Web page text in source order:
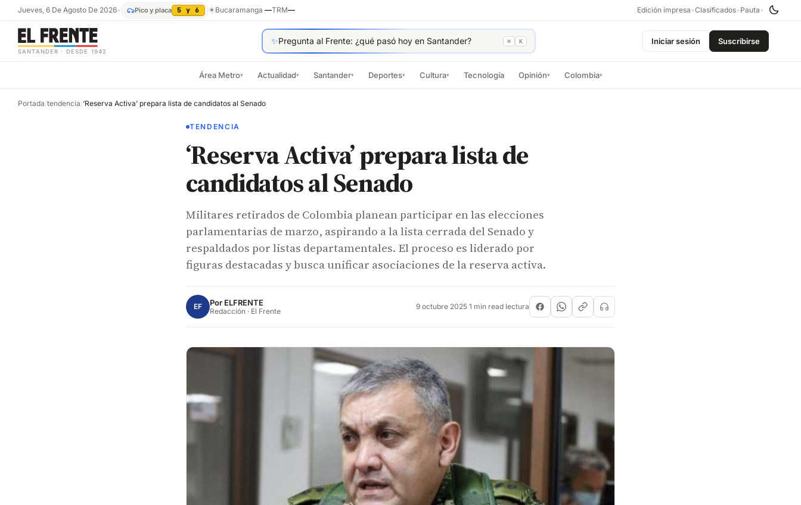
Jueves, 6 De Agosto De 2026• Pico y placa 5 y 6 ☀Bucaramanga —TRM— Edición impresa •Clasificados• Pauta •
SANTANDER · DESDE 1942
✨Pregunta al Frente: ¿qué pasó hoy en Santander? ⌘ K Iniciar sesión Suscribirse
Área Metro▾ Actualidad▾ Santander▾ Deportes▾ Cultura▾ Tecnología Opinión▾ Colombia▾
Portada/tendencia/‘Reserva Activa’ prepara lista de candidatos al Senado
TENDENCIA
‘Reserva Activa’ prepara lista de
candidatos al Senado
Militares retirados de Colombia planean participar en las elecciones
parlamentarias de marzo, aspirando a la lista cerrada del Senado y
respaldados por listas departamentales. El proceso es liderado por
figuras destacadas y busca unificar asociaciones de la reserva activa.
EF Por ELFRENTE
Redacción · El Frente 9 octubre 2025·1 min read lectura